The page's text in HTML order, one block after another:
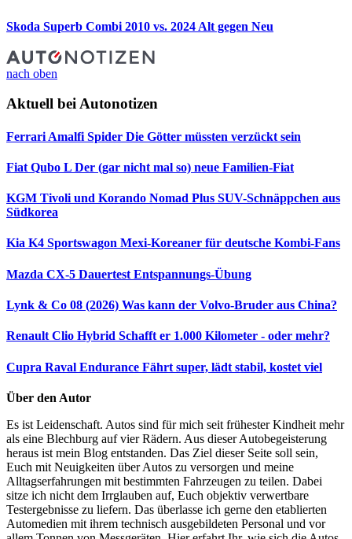
Skoda Superb Combi 2010 vs. 2024 Alt gegen Neu
nach oben
Aktuell bei Autonotizen
Ferrari Amalfi Spider Die Götter müssten verzückt sein
Fiat Qubo L Der (gar nicht mal so) neue Familien-Fiat
KGM Tivoli und Korando Nomad Plus SUV-Schnäppchen aus
Südkorea
Kia K4 Sportswagon Mexi-Koreaner für deutsche Kombi-Fans
Mazda CX-5 Dauertest Entspannungs-Übung
Lynk & Co 08 (2026) Was kann der Volvo-Bruder aus China?
Renault Clio Hybrid Schafft er 1.000 Kilometer - oder mehr?
Cupra Raval Endurance Fährt super, lädt stabil, kostet viel
Über den Autor
Es ist Leidenschaft. Autos sind für mich seit frühester Kindheit mehr
als eine Blechburg auf vier Rädern. Aus dieser Autobegeisterung
heraus ist mein Blog entstanden. Das Ziel dieser Seite soll sein,
Euch mit Neuigkeiten über Autos zu versorgen und meine
Alltagserfahrungen mit bestimmten Fahrzeugen zu teilen. Dabei
sitze ich nicht dem Irrglauben auf, Euch objektiv verwertbare
Testergebnisse zu liefern. Das überlasse ich gerne den etablierten
Automedien mit ihrem technisch ausgebildeten Personal und vor